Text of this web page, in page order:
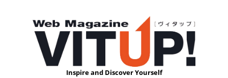
Inspire and Discover Yourself